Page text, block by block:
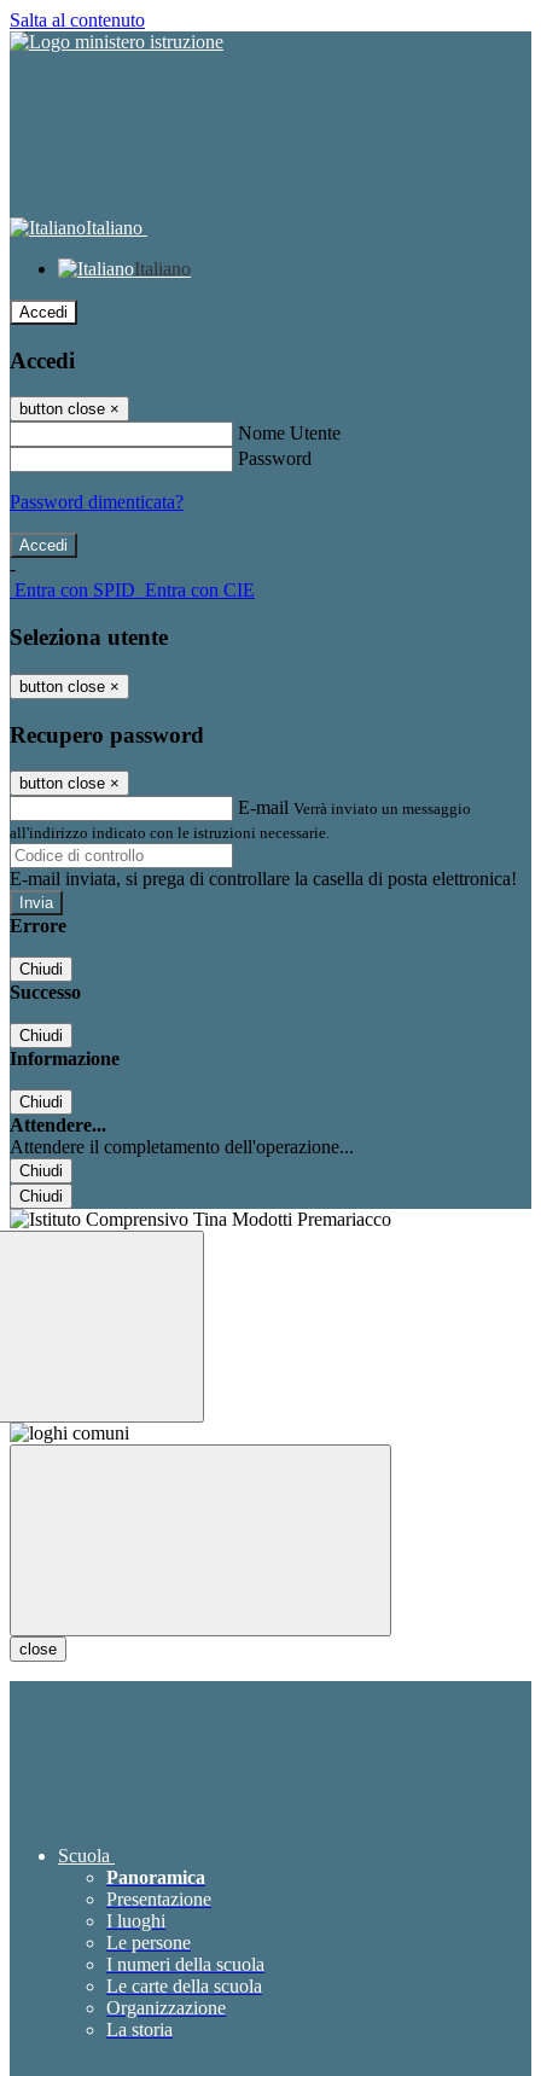
Salta al contenuto
Italiano
Italiano
Accedi
Accedi
button close ×
Nome Utente
Password
Password dimenticata?
-
Entra con SPID Entra con CIE
Seleziona utente
button close ×
Recupero password
button close ×
E-mail Verrà inviato un messaggio
all'indirizzo indicato con le istruzioni necessarie.
E-mail inviata, si prega di controllare la casella di posta elettronica!
Errore
Chiudi
Successo
Chiudi
Informazione
Chiudi
Attendere...
Attendere il completamento dell'operazione...
Chiudi
Chiudi
close
Scuola
Panoramica
Presentazione
I luoghi
Le persone
I numeri della scuola
Le carte della scuola
Organizzazione
La storia